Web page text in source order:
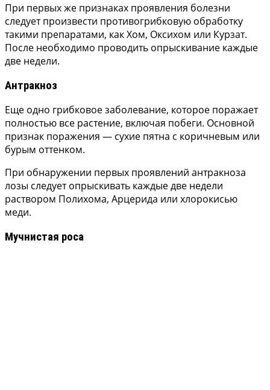
При первых же признаках проявления болезни
следует произвести противогрибковую обработку
такими препаратами, как Хом, Оксихом или Курзат.
После необходимо проводить опрыскивание каждые
две недели.
Антракноз
Еще одно грибковое заболевание, которое поражает
полностью все растение, включая побеги. Основной
признак поражения — сухие пятна с коричневым или
бурым оттенком.
При обнаружении первых проявлений антракноза
лозы следует опрыскивать каждые две недели
раствором Полихома, Арцерида или хлорокисью
меди.
Мучнистая роса